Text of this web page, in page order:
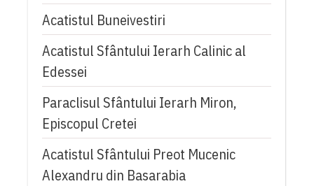
Acatistul Buneivestiri
Acatistul Sfântului Ierarh Calinic al
Edessei
Paraclisul Sfântului Ierarh Miron,
Episcopul Cretei
Acatistul Sfântului Preot Mucenic
Alexandru din Basarabia